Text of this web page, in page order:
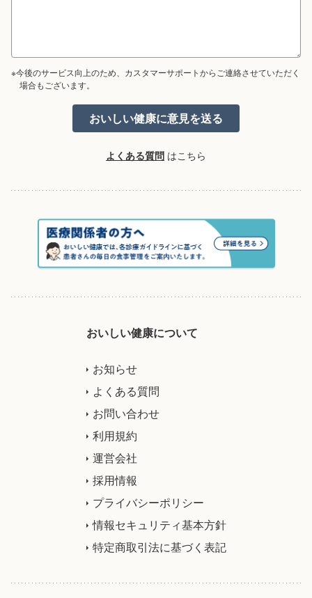
※今後のサービス向上のため、カスタマーサポートからご連絡させていただく
場合もございます。
よくある質問 はこちら
おいしい健康について
お知らせ
よくある質問
お問い合わせ
利用規約
運営会社
採用情報
プライバシーポリシー
情報セキュリティ基本方針
特定商取引法に基づく表記